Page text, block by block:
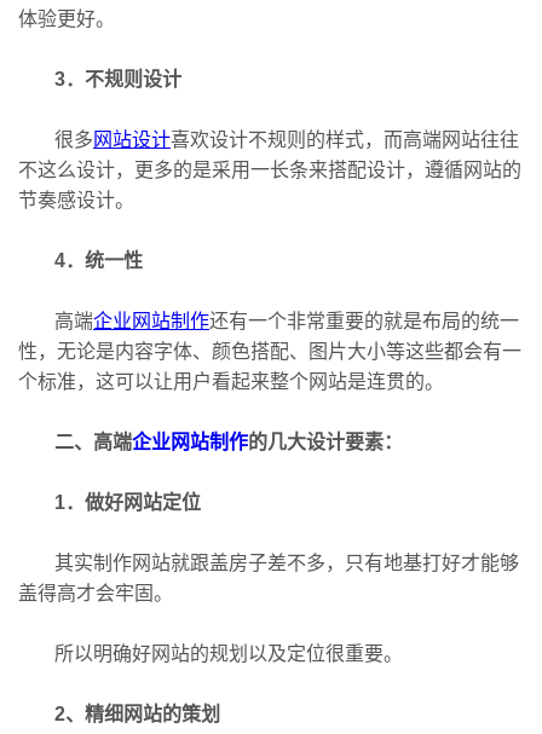
体验更好。
3．不规则设计
很多 网站设计喜欢设计不规则的样式，而高端网站往往
不这么设计，更多的是采用一长条来搭配设计，遵循网站的
节奏感设计。
4．统一性
高端企业网站制作还有一个非常重要的就是布局的统一
性，无论是内容字体、颜色搭配、图片大小等这些都会有一
个标准，这可以让用户看起来整个网站是连贯的。
二、高端企业网站制作的几大设计要素：
1．做好网站定位
其实制作网站就跟盖房子差不多，只有地基打好才能够
盖得高才会牢固。
所以明确好网站的规划以及定位很重要。
2、精细网站的策划